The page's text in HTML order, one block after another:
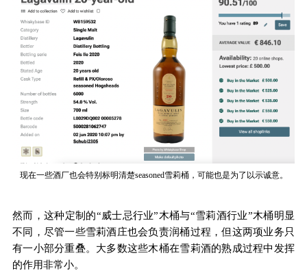
现在一些酒厂也会特别标明清楚seasoned雪莉桶，可能也是为了以示诚意。
然而，这种定制的“威士忌行业”木桶与“雪莉酒行业”木桶明显
不同，尽管一些雪莉酒庄也会负责润桶过程，但这两项业务只
有一小部分重叠。大多数这些木桶在雪莉酒的熟成过程中发挥
的作用非常小。